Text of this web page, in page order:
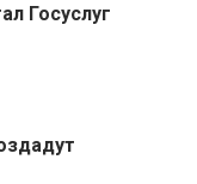
Госуслуг